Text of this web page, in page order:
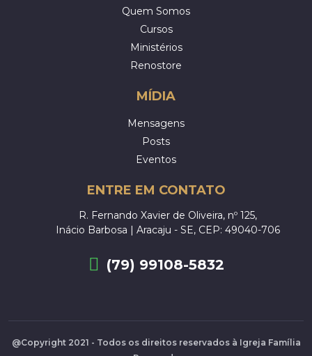
Quem Somos
Cursos
Ministérios
Renostore
MÍDIA
Mensagens
Posts
Eventos
ENTRE EM CONTATO
R. Fernando Xavier de Oliveira, nº 125,
Inácio Barbosa | Aracaju - SE, CEP: 49040-706
(79) 99108-5832
@Copyright 2021 - Todos os direitos reservados à Igreja Família